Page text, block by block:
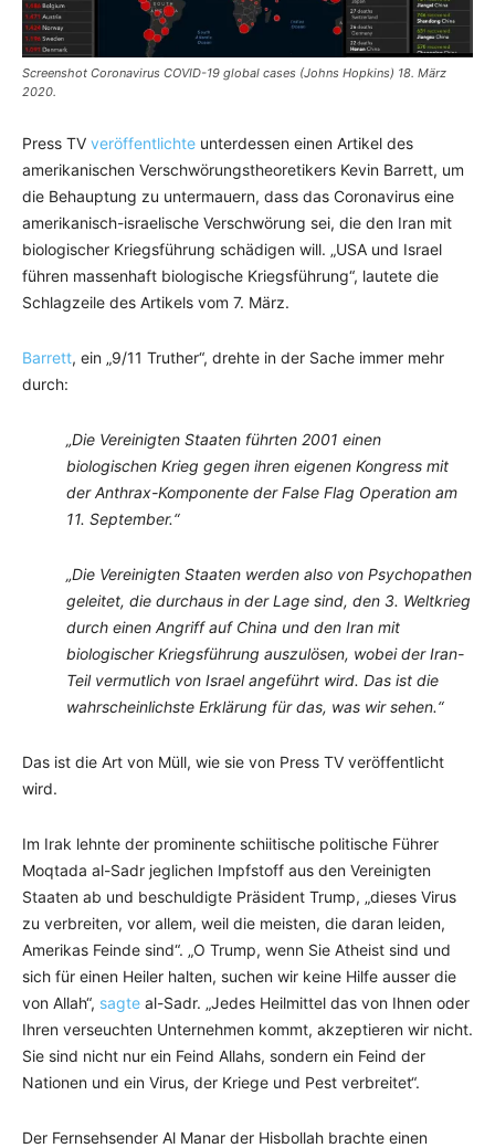
Screenshot Coronavirus COVID-19 global cases (Johns Hopkins) 18. März
2020.
Press TV veröffentlichte unterdessen einen Artikel des
amerikanischen Verschwörungstheoretikers Kevin Barrett, um
die Behauptung zu untermauern, dass das Coronavirus eine
amerikanisch-israelische Verschwörung sei, die den Iran mit
biologischer Kriegsführung schädigen will. „USA und Israel
führen massenhaft biologische Kriegsführung“, lautete die
Schlagzeile des Artikels vom 7. März.
Barrett, ein „9/11 Truther“, drehte in der Sache immer mehr
durch:
„Die Vereinigten Staaten führten 2001 einen
biologischen Krieg gegen ihren eigenen Kongress mit
der Anthrax-Komponente der False Flag Operation am
11. September.“
„Die Vereinigten Staaten werden also von Psychopathen
geleitet, die durchaus in der Lage sind, den 3. Weltkrieg
durch einen Angriff auf China und den Iran mit
biologischer Kriegsführung auszulösen, wobei der Iran-
Teil vermutlich von Israel angeführt wird. Das ist die
wahrscheinlichste Erklärung für das, was wir sehen.“
Das ist die Art von Müll, wie sie von Press TV veröffentlicht
wird.
Im Irak lehnte der prominente schiitische politische Führer
Moqtada al-Sadr jeglichen Impfstoff aus den Vereinigten
Staaten ab und beschuldigte Präsident Trump, „dieses Virus
zu verbreiten, vor allem, weil die meisten, die daran leiden,
Amerikas Feinde sind“. „O Trump, wenn Sie Atheist sind und
sich für einen Heiler halten, suchen wir keine Hilfe ausser die
von Allah“, sagte al-Sadr. „Jedes Heilmittel das von Ihnen oder
Ihren verseuchten Unternehmen kommt, akzeptieren wir nicht.
Sie sind nicht nur ein Feind Allahs, sondern ein Feind der
Nationen und ein Virus, der Kriege und Pest verbreitet“.
Der Fernsehsender Al Manar der Hisbollah brachte einen